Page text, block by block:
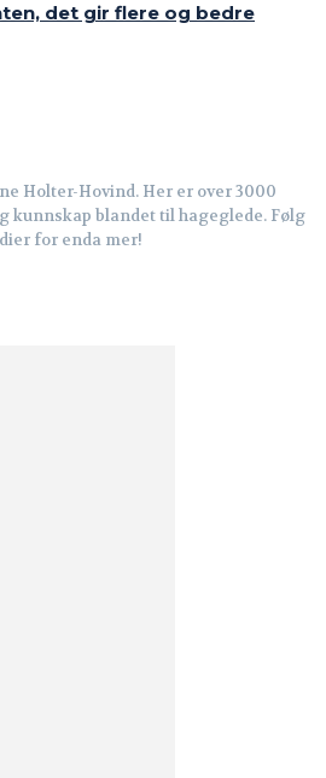
det gir flere og bedre
Holter-Hovind. Her er over 3000
kunnskap blandet til hageglede. Følg
for enda mer!